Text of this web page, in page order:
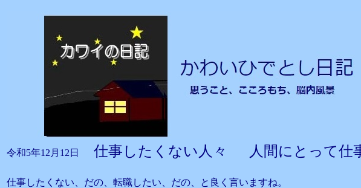
令和5年12月12日 仕事したくない人々 人間にとって仕
仕事したくない、だの、転職したい、だの、と良く言いますね。